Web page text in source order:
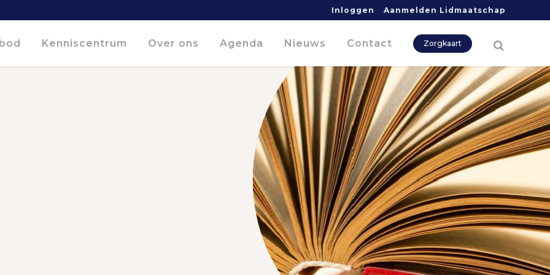
Inloggen Aanmelden Lidmaatschap
Zorgkaart
Kenniscentrum Over ons Agenda Nieuws Contact